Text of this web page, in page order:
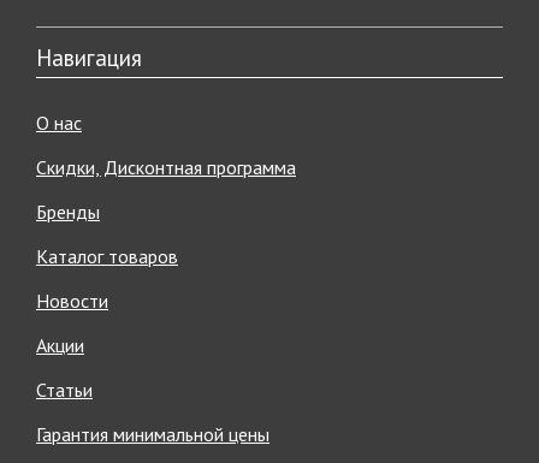
Навигация
О нас
Скидки, Дисконтная программа
Бренды
Каталог товаров
Новости
Акции
Статьи
Гарантия минимальной цены